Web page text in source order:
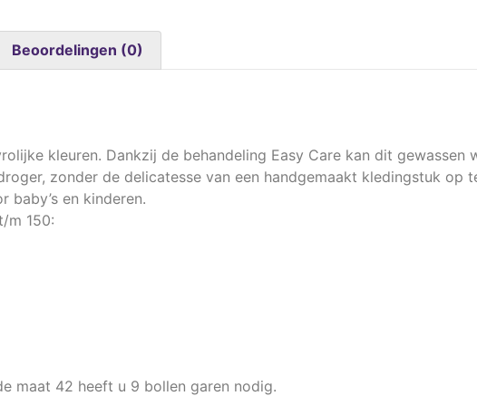
Beoordelingen (0)
kleuren. Dankzij de behandeling Easy Care kan dit gewassen
zonder de delicatesse van een handgemaakt kledingstuk op
en kinderen.
m 150:
maat 42 heeft u 9 bollen garen nodig.